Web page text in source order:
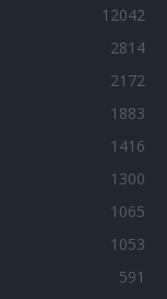
12042
2814
2172
1883
1416
1300
1065
1053
591